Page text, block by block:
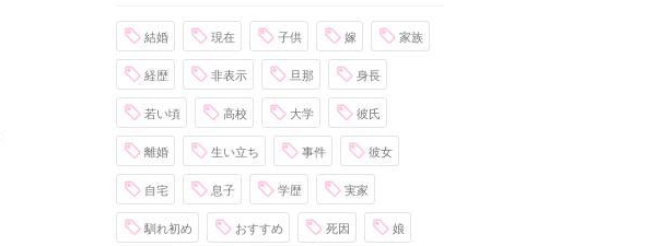
結婚 現在 子供 嫁 家族
経歴 非表示 旦那 身長
若い頃 高校 大学 彼氏
離婚 生い立ち 事件 彼女
自宅 息子 学歴 実家
馴れ初め おすすめ 死因 娘